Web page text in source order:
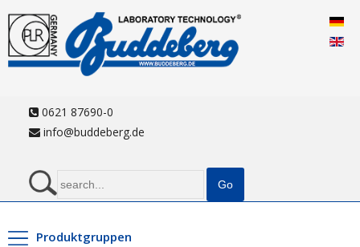
0621 87690-0
info@buddeberg.de
Produktgruppen